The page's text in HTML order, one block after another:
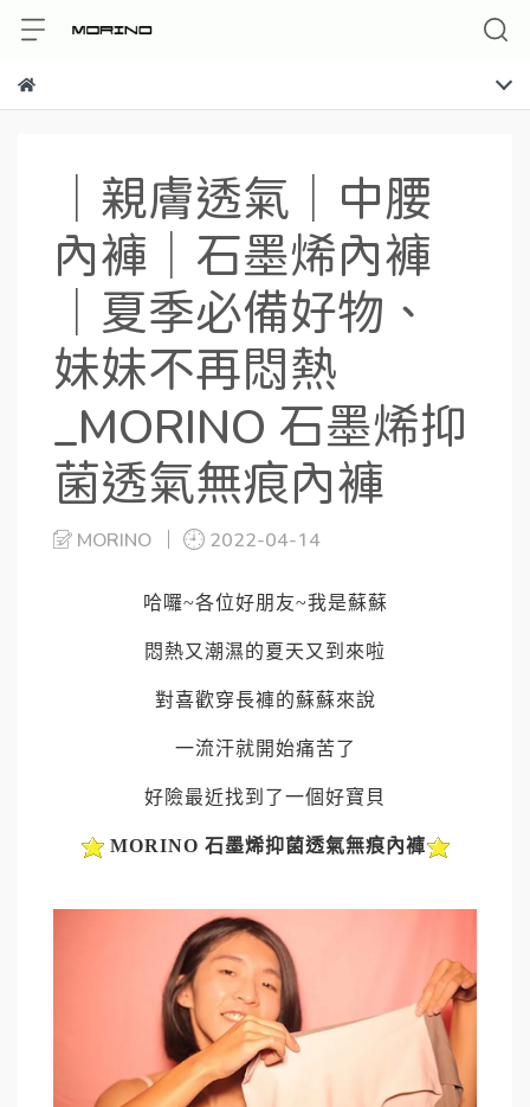
│親膚透氣│中腰
內褲│石墨烯內褲
│夏季必備好物、
妹妹不再悶熱
_MORINO 石墨烯抑
菌透氣無痕內褲
MORINO 2022-04-14
哈囉~各位好朋友~我是蘇蘇
悶熱又潮濕的夏天又到來啦
對喜歡穿長褲的蘇蘇來說
一流汗就開始痛苦了
好險最近找到了一個好寶貝
MORINO 石墨烯抑菌透氣無痕內褲